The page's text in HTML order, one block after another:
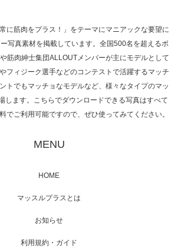
た（6/8放送）
映画「メカバース」舞台挨拶へマッスルプラ
に筋肉をプラス！」をテーマにマニアックな要望に
写真素材を掲載しています。全国500名を超えるボ
筋肉紳士集団ALLOUTメンバーが主にモデルとして
フィジーク選手などのコンテストで活躍するマッチ
トでもマッチョなモデルなど、様々なタイプのマッ
します。こちらでダウンロードできる写真はすべて
でご利用可能ですので、ぜひ使ってみてください。
MENU
HOME
マッスルプラスとは
お知らせ
利用規約・ガイド